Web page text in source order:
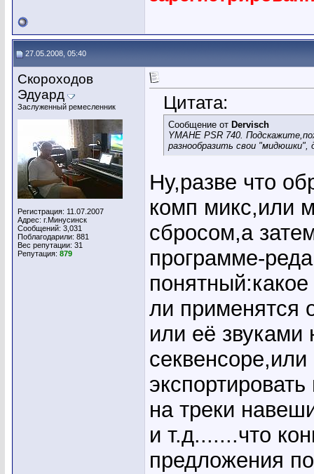
27.05.2008, 05:40
Скороходов
Эдуард
Заслуженный ремесленник
Регистрация: 11.07.2007
Адрес: г.Минусинск
Сообщений: 3,031
Поблагодарили: 881
Вес репутации: 31
Репутация: 879
Цитата:
Сообщение от Dervisch
YMAHE PSR 740.
разнообразить свои
Ну,разве что
комп микс,или
сбросом,а
программе-
ли применятся
или её
на треки
и т.д.......что
предложения